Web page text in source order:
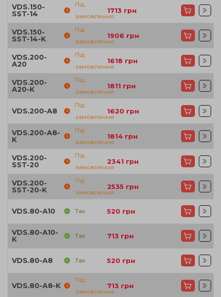
VDS.150-
SST-14
Під
замовлення
1713 грн
VDS.150-
SST-14-K
Під
замовлення
1906 грн
VDS.200-
A20
Під
замовлення
1618 грн
VDS.200-
A20-K
Під
замовлення
1811 грн
VDS.200-A8
Під
замовлення
1620 грн
VDS.200-A8-
K
Під
замовлення
1814 грн
VDS.200-
SST-20
Під
замовлення
2341 грн
VDS.200-
SST-20-K
Під
замовлення
2535 грн
VDS.80-A10 Так 520 грн
VDS.80-A10-
K Так 713 грн
VDS.80-A8 Так 520 грн
VDS.80-A8-K
Під
замовлення
713 грн